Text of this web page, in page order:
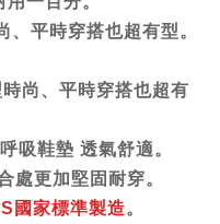
平時穿搭也超有型。
尚、平時穿搭也超有
吸鞋墊 透氣舒適。
處更加堅固耐穿。
國家標準製造。